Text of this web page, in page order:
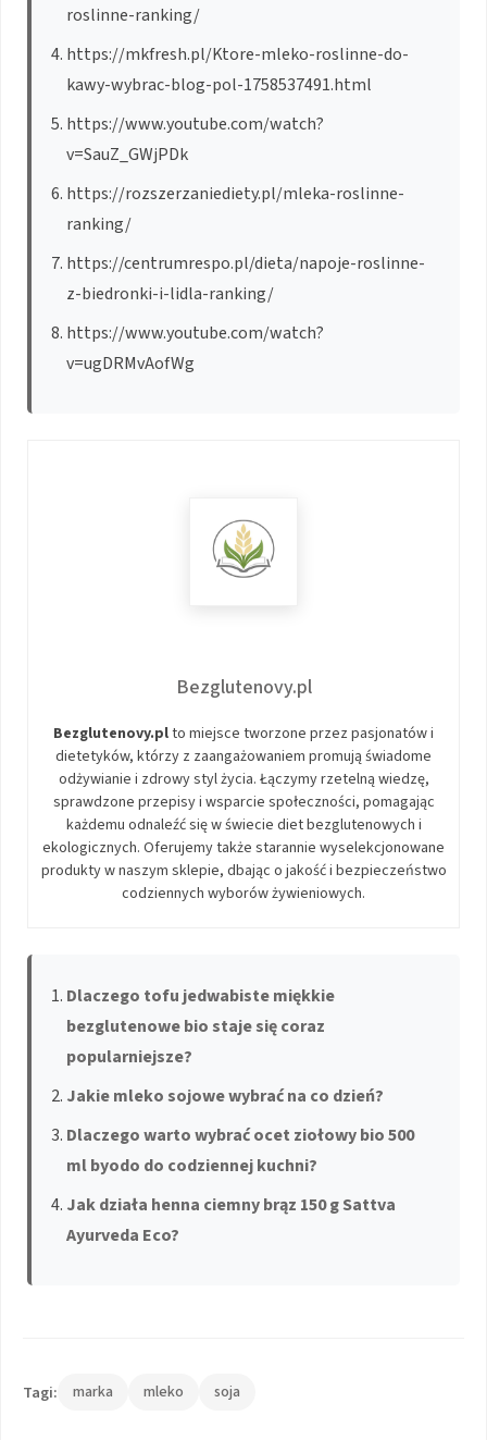
roslinne-ranking/
https://mkfresh.pl/Ktore-mleko-roslinne-do-
kawy-wybrac-blog-pol-1758537491.html
https://www.youtube.com/watch?
v=SauZ_GWjPDk
https://rozszerzaniediety.pl/mleka-roslinne-
ranking/
https://centrumrespo.pl/dieta/napoje-roslinne-
z-biedronki-i-lidla-ranking/
https://www.youtube.com/watch?
v=ugDRMvAofWg
Bezglutenovy.pl
Bezglutenovy.plto miejsce tworzone przez pasjonatów i
dietetyków, którzy z zaangażowaniem promują świadome
odżywianie i zdrowy styl życia. Łączymy rzetelną wiedzę,
sprawdzone przepisy i wsparcie społeczności, pomagając
każdemu odnaleźć się w świecie diet bezglutenowych i
ekologicznych. Oferujemy także starannie wyselekcjonowane
produkty w naszym sklepie, dbając o jakość i bezpieczeństwo
codziennych wyborów żywieniowych.
Dlaczego tofu jedwabiste miękkie
bezglutenowe bio staje się coraz
popularniejsze?
Jakie mleko sojowe wybrać na co dzień?
Dlaczego warto wybrać ocet ziołowy bio 500
ml byodo do codziennej kuchni?
Jak działa henna ciemny brąz 150 g Sattva
Ayurveda Eco?
Tagi: marka mleko soja